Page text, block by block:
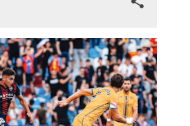
GARCÍA CARLOS ESPÍ
+